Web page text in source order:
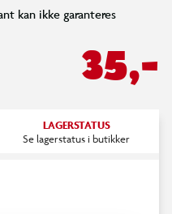
kan ikke garanteres
35,-
LAGERSTATUS
Se lagerstatus i butikker